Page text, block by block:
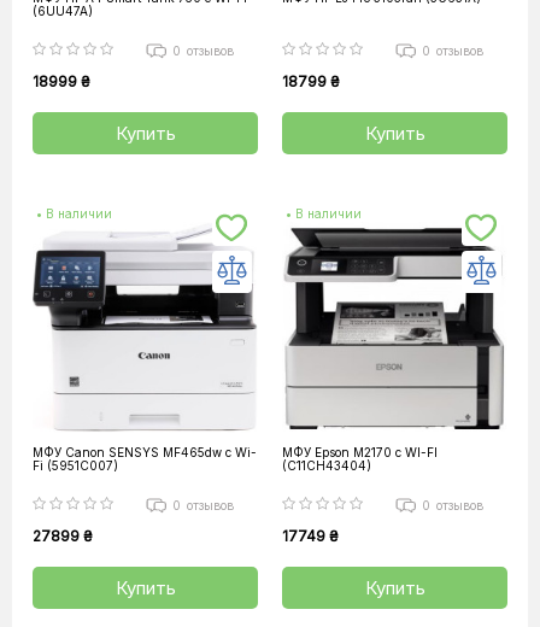
(6UU47A)
0 отзывов
18999 ₴
Купить
0 отзывов
18799 ₴
Купить
• В наличии
МФУ Canon SENSYS MF465dw с Wi-
Fi (5951C007)
0 отзывов
27899 ₴
Купить
• В наличии
МФУ Epson M2170 с WI-FI
(C11CH43404)
0 отзывов
17749 ₴
Купить